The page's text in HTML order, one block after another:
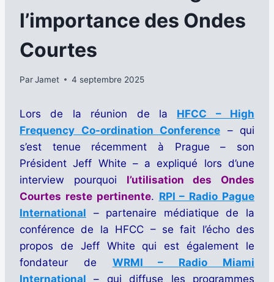
l’importance des Ondes
Courtes
ParJamet 4 septembre 2025
Lors de la réunion de la HFCC – High
Frequency Co-ordination Conference – qui
s’est tenue récemment à Prague – son
Président Jeff White – a expliqué lors d’une
interview pourquoi l’utilisation des Ondes
Courtes reste pertinente. RPI – Radio Pague
International – partenaire médiatique de la
conférence de la HFCC – se fait l’écho des
propos de Jeff White qui est également le
fondateur de WRMI – Radio Miami
International – qui diffuse les programmes